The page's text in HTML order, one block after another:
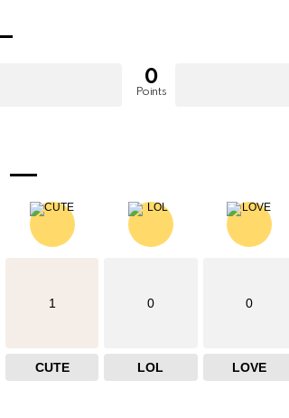
0
Points
1
CUTE
0
LOL
0
LOVE